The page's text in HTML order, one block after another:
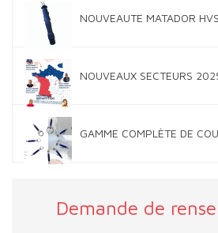
NOUVEAUTE MATADOR
NOUVEAUX SECTEURS
GAMME COMPLÈTE DE
Demande de